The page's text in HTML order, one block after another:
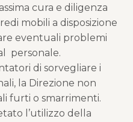
cura e diligenza
mobili a disposizione
eventuali problemi
personale.
di sorvegliare i
la Direzione non
furti o smarrimenti.
l’utilizzo della